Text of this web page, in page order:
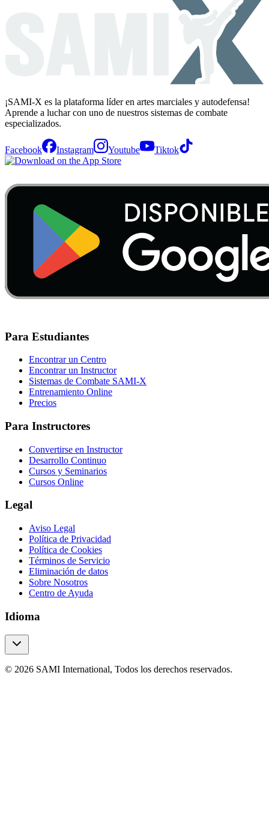
¡SAMI-X es la plataforma líder en artes marciales y autodefensa!
Aprende a luchar con uno de nuestros sistemas de combate
especializados.
Facebook Instagram Youtube Tiktok
Para Estudiantes
Encontrar un Centro
Encontrar un Instructor
Sistemas de Combate SAMI-X
Entrenamiento Online
Precios
Para Instructores
Convertirse en Instructor
Desarrollo Continuo
Cursos y Seminarios
Cursos Online
Legal
Aviso Legal
Política de Privacidad
Política de Cookies
Términos de Servicio
Eliminación de datos
Sobre Nosotros
Centro de Ayuda
Idioma
© 2026 SAMI International, Todos los derechos reservados.